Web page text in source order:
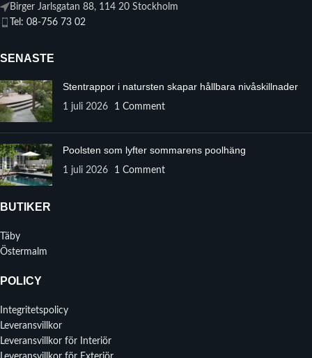
Birger Jarlsgatan 88, 114 20 Stockholm
Tel: 08-756 73 02
SENASTE
Stentrappor i natursten skapar hållbara nivåskillnader
1 juli 2026 1 Comment
Poolsten som lyfter sommarens poolhäng
1 juli 2026 1 Comment
BUTIKER
Täby
Östermalm
POLICY
Integritetspolicy
Leveransvillkor
Leveransvillkor för Interiör